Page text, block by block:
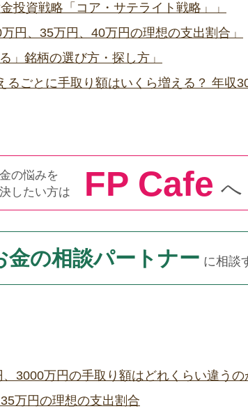
投資戦略「コア・サテライト戦略」」
円、35万円、40万円の理想の支出割合」
」銘柄の選び方・探し方」
るごとに手取り額はいくら増える？ 年収
の悩みを
したい方は
FP Cafe へ
金の相談パートナー に相談
3000万円の手取り額はどれくらい違うの
万円の理想の支出割合